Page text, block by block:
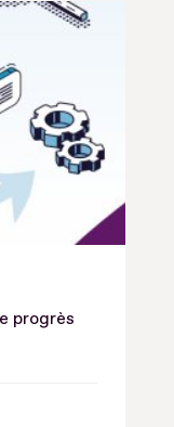
progrès